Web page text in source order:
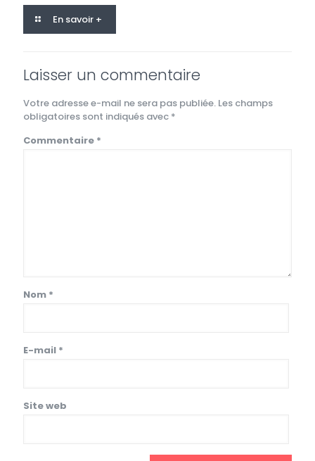
En savoir +
Laisser un commentaire
Votre adresse e-mail ne sera pas publiée. Les champs
obligatoires sont indiqués avec *
Commentaire *
Nom *
E-mail *
Site web